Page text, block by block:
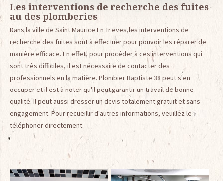
Les interventions de recherche des fuites
au des plomberies
Dans la ville de Saint Maurice En Trieves,les interventions de
recherche des fuites sont à effectuer pour pouvoir les réparer de
manière efficace. En effet, pour procéder à ces interventions qui
sont très difficiles, il est nécessaire de contacter des
professionnels en la matière. Plombier Baptiste 38 peut s'en
occuper et il est à noter qu'il peut garantir un travail de bonne
qualité. Il peut aussi dresser un devis totalement gratuit et sans
engagement. Pour recueillir d'autres informations, veuillez le
téléphoner directement.